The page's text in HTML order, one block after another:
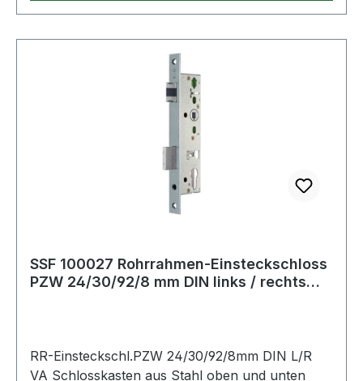
Riegel: Metall· Stulpbreite: 24mm· Wechsel: mit
SSF 100027 Rohrrahmen-Einsteckschloss
PZW 24/30/92/8 mm DIN links / rechts
RR-Einsteckschl.PZW 24/30/92/8mm DIN L/R
VA Schlosskasten aus Stahl oben und unten